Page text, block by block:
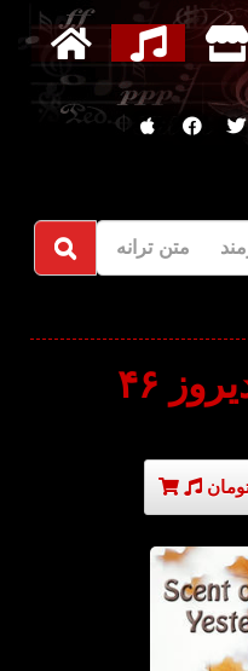
متن ترانه
۴۶